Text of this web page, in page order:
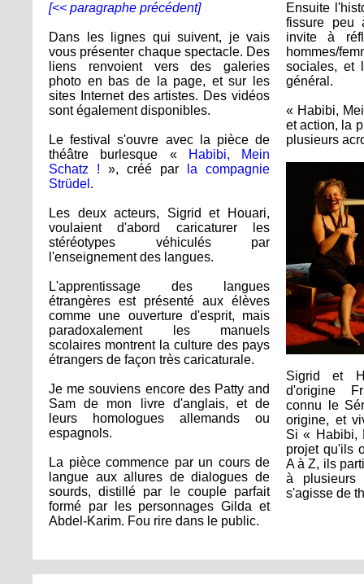
[<< paragraphe précédent]
Dans les lignes qui suivent, je vais
vous présenter chaque spectacle. Des
liens renvoient vers des galeries
photo en bas de la page, et sur les
sites Internet des artistes. Des vidéos
sont également disponibles.
Le festival s'ouvre avec la pièce de
théâtre burlesque «
Habibi, Mein
Schatz ! », créé par
la compagnie
Strüdel .
Les deux acteurs, Sigrid et Houari,
voulaient d'abord caricaturer les
stéréotypes véhiculés par
l'enseignement des langues.
L'apprentissage des langues
étrangères est présenté aux élèves
comme une ouverture d'esprit, mais
paradoxalement les manuels
scolaires montrent la culture des pays
étrangers de façon très caricaturale.
Je me souviens encore des Patty and
Sam de mon livre d'anglais, et de
leurs homologues allemands ou
espagnols.
La pièce commence par un cours de
langue aux allures de dialogues de
sourds, distillé par le couple parfait
formé par les personnages Gilda et
Abdel-Karim. Fou rire dans le public.
Ensuite
fissure peu
invite à
hommes/
sociales, et
général.
« Habibi,
et action, la
plusieurs
Sigrid et
d'origine
connu le
origine, et
Si « Habibi,
projet qu'ils
A à Z, ils
à plusieurs
s'agisse de